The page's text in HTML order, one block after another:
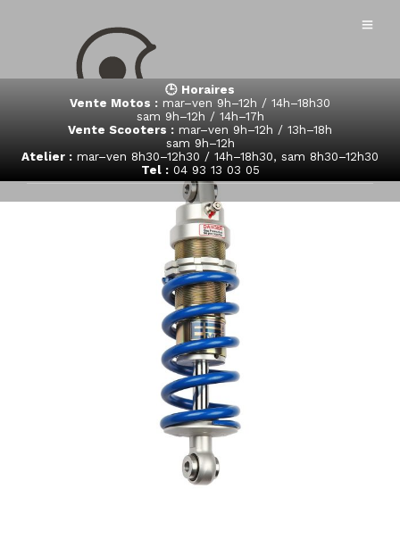
🕒 Horaires
Vente Motos : mar–ven 9h–12h / 14h–18h30
sam 9h–12h / 14h–17h
Vente Scooters : mar–ven 9h–12h / 13h–18h
sam 9h–12h
Atelier : mar–ven 8h30–12h30 / 14h–18h30, sam 8h30–12h30
Tel :04 93 13 03 05